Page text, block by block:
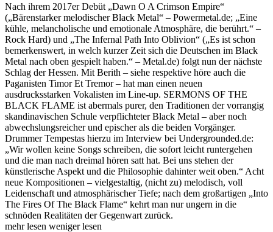
Nach ihrem 2017er Debüt „Dawn O A Crimson Empire“
(„Bärenstarker melodischer Black Metal“ – Powermetal.de; „Eine
kühle, melancholische und emotionale Atmosphäre, die berührt.“ –
Rock Hard) und „The Infernal Path Into Oblivion“ („Es ist schon
bemerkenswert, in welch kurzer Zeit sich die Deutschen im Black
Metal nach oben gespielt haben.“ – Metal.de) folgt nun der nächste
Schlag der Hessen. Mit Berith – siehe respektive höre auch die
Paganisten Timor Et Tremor – hat man einen neuen
ausdrucksstarken Vokalisten im Line-up. SERMONS OF THE
BLACK FLAME ist abermals purer, den Traditionen der vorrangig
skandinavischen Schule verpflichteter Black Metal – aber noch
abwechslungsreicher und epischer als die beiden Vorgänger.
Drummer Tempestas hierzu im Interview bei Undergrounded.de:
„Wir wollen keine Songs schreiben, die sofort leicht runtergehen
und die man nach dreimal hören satt hat. Bei uns stehen der
künstlerische Aspekt und die Philosophie dahinter weit oben.“ Acht
neue Kompositionen – vielgestaltig, (nicht zu) melodisch, voll
Leidenschaft und atmosphärischer Tiefe; nach dem großartigen „Into
The Fires Of The Black Flame“ kehrt man nur ungern in die
schnöden Realitäten der Gegenwart zurück.
mehr lesen weniger lesen